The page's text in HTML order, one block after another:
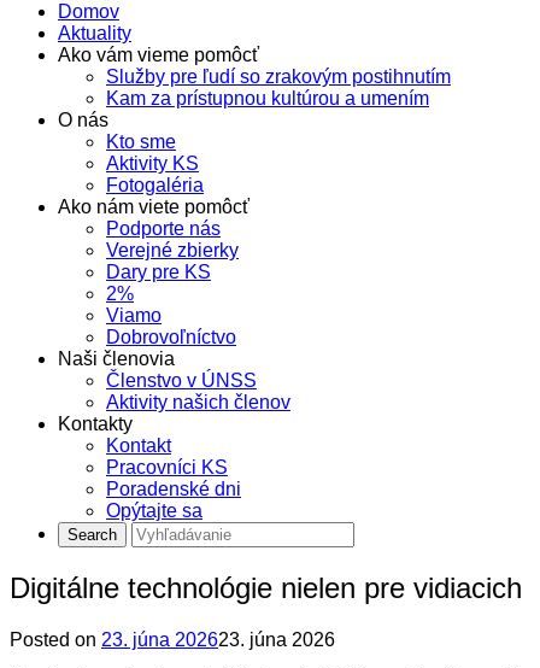
Domov
Aktuality
Ako vám vieme pomôcť
Služby pre ľudí so zrakovým postihnutím
Kam za prístupnou kultúrou a umením
O nás
Kto sme
Aktivity KS
Fotogaléria
Ako nám viete pomôcť
Podporte nás
Verejné zbierky
Dary pre KS
2%
Viamo
Dobrovoľníctvo
Naši členovia
Členstvo v ÚNSS
Aktivity našich členov
Kontakty
Kontakt
Pracovníci KS
Poradenské dni
Opýtajte sa
Digitálne technológie nielen pre vidiacich
Posted on 23. júna 202623. júna 2026